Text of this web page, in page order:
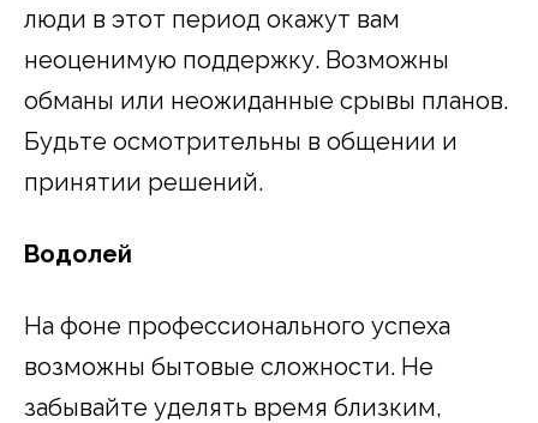
люди в этот период окажут вам
неоценимую поддержку. Возможны
обманы или неожиданные срывы планов.
Будьте осмотрительны в общении и
принятии решений.
Водолей
На фоне профессионального успеха
возможны бытовые сложности. Не
забывайте уделять время близким,